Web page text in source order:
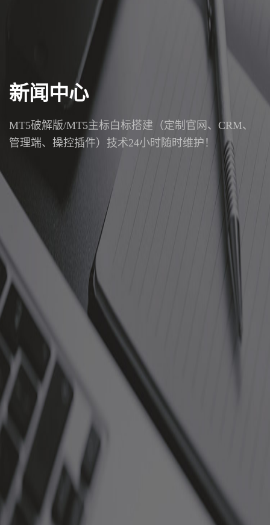
新闻中心
MT5破解版/MT5主标白标搭建（定制官网、CRM、
管理端、操控插件）技术24小时随时维护！